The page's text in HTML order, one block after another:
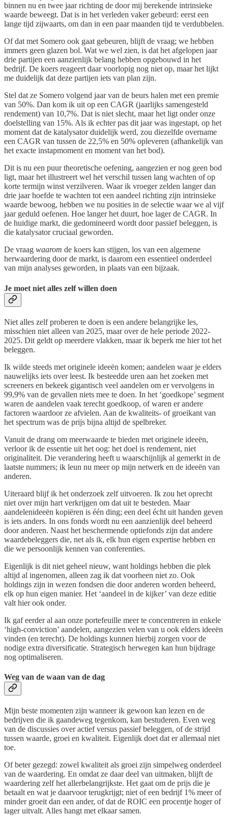
binnen nu en twee jaar richting de door mij berekende intrinsieke
waarde beweegt. Dat is in het verleden vaker gebeurd: eerst een
lange tijd zijwaarts, om dan in een paar maanden tijd te verdubbelen.
Of dat met Somero ook gaat gebeuren, blijft de vraag; we hebben
immers geen glazen bol. Wat we wel zien, is dat het afgelopen jaar
drie partijen een aanzienlijk belang hebben opgebouwd in het
bedrijf. De koers reageert daar voorlopig nog niet op, maar het lijkt
me duidelijk dat deze partijen iets van plan zijn.
Stel dat ze Somero volgend jaar van de beurs halen met een premie
van 50%. Dan kom ik uit op een CAGR (jaarlijks samengesteld
rendement) van 10,7%. Dat is niet slecht, maar het ligt onder onze
doelstelling van 15%. Als ik echter pas dit jaar was ingestapt, op het
moment dat de katalysator duidelijk werd, zou diezelfde overname
een CAGR van tussen de 22,5% en 50% opleveren (afhankelijk van
het exacte instapmoment en moment van het bod).
Dit is nu een puur theoretische oefening, aangezien er nog geen bod
ligt, maar het illustreert wel het verschil tussen lang wachten of op
korte termijn winst verzilveren. Waar ik vroeger zelden langer dan
drie jaar hoefde te wachten tot een aandeel richting zijn intrinsieke
waarde bewoog, hebben we nu posities in de selectie waar we al vijf
jaar geduld oefenen. Hoe langer het duurt, hoe lager de CAGR. In
de huidige markt, die gedomineerd wordt door passief beleggen, is
die katalysator cruciaal geworden.
De vraag waarom de koers kan stijgen, los van een algemene
herwaardering door de markt, is daarom een essentieel onderdeel
van mijn analyses geworden, in plaats van een bijzaak.
Je moet niet alles zelf willen doen
Niet alles zelf proberen te doen is een andere belangrijke les,
misschien niet alleen van 2025, maar over de hele periode 2022-
2025. Dit geldt op meerdere vlakken, maar ik beperk me hier tot het
beleggen.
Ik wilde steeds met originele ideeën komen; aandelen waar je elders
nauwelijks iets over leest. Ik besteedde uren aan het zoeken met
screeners en bekeek gigantisch veel aandelen om er vervolgens in
99,9% van de gevallen niets mee te doen. In het ‘goedkope’ segment
waren de aandelen vaak terecht goedkoop, of waren er andere
factoren waardoor ze afvielen. Aan de kwaliteits- of groeikant van
het spectrum was de prijs bijna altijd de spelbreker.
Vanuit de drang om meerwaarde te bieden met originele ideeën,
verloor ik de essentie uit het oog: het doel is rendement, niet
originaliteit. Die verandering heeft u waarschijnlijk al gemerkt in de
laatste nummers; ik leun nu meer op mijn netwerk en de ideeën van
anderen.
Uiteraard blijf ik het onderzoek zelf uitvoeren. Ik zou het oprecht
niet over mijn hart verkrijgen om dat uit te besteden. Maar
aandelenideeën kopiëren is één ding; een deel écht uit handen geven
is iets anders. In ons fonds wordt nu een aanzienlijk deel beheerd
door anderen. Naast het beschermende optiefonds zijn dat andere
waardebeleggers die, net als ik, elk hun eigen expertise hebben en
die we persoonlijk kennen van conferenties.
Eigenlijk is dit niet geheel nieuw, want holdings hebben die plek
altijd al ingenomen, alleen zag ik dat voorheen niet zo. Ook
holdings zijn in wezen fondsen die door anderen worden beheerd,
elk op hun eigen manier. Het ‘aandeel in de kijker’ van deze editie
valt hier ook onder.
Ik gaf eerder al aan onze portefeuille meer te concentreren in enkele
‘high-conviction’ aandelen, aangezien velen van u ook elders ideeën
vinden (en terecht). De holdings kunnen hierbij zorgen voor de
nodige extra diversificatie. Strategisch herwegen kan hun bijdrage
nog optimaliseren.
Weg van de waan van de dag
Mijn beste momenten zijn wanneer ik gewoon kan lezen en de
bedrijven die ik gaandeweg tegenkom, kan bestuderen. Even weg
van de discussies over actief versus passief beleggen, of de strijd
tussen waarde, groei en kwaliteit. Eigenlijk doet dat er allemaal niet
toe.
Of beter gezegd: zowel kwaliteit als groei zijn simpelweg onderdeel
van de waardering. En omdat ze daar deel van uitmaken, blijft de
waardering zelf het allerbelangrijkste. Het gaat om de prijs die je
betaalt en wat je daarvoor terugkrijgt; niet of een bedrijf 1% meer of
minder groeit dan een ander, of dat de ROIC een procentje hoger of
lager uitvalt. Alles hangt met elkaar samen.